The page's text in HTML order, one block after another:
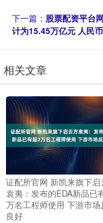
下一篇： 股票配资平台
计为15.45万亿元 人民
相关文章
证配所官网 新凯来旗下启
袁夷：发布的EDA新品已
万名工程师使用 下游市场
良好